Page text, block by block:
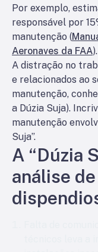
Por exemplo,
responsável por
manutenção (
Aeronaves da FAA).
A distração no
e relacionados ao
manutenção,
a Dúzia Suja).
manutenção
Suja”.
A “Dúzia
análise